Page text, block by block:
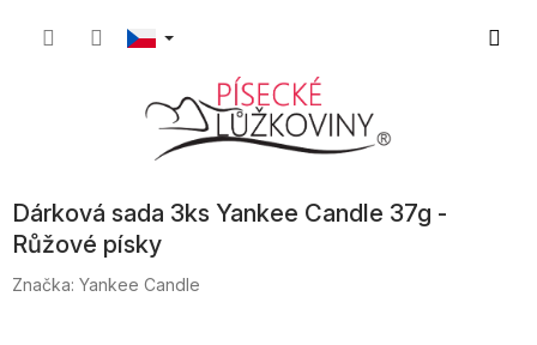
Dárková sada 3ks Yankee Candle 37g -
Růžové písky
Značka: Yankee Candle